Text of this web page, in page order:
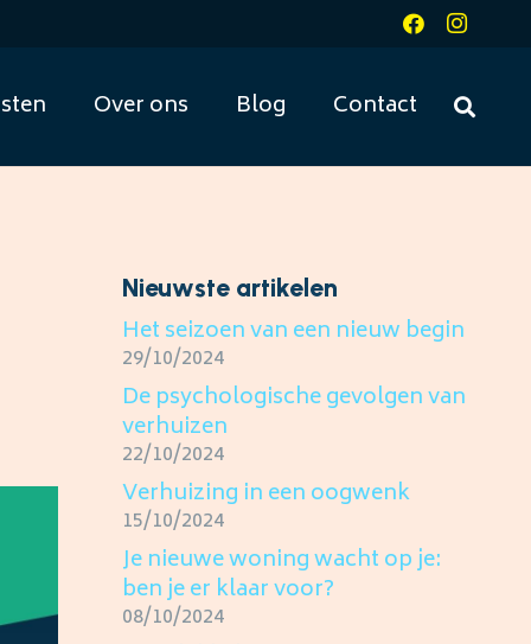
Over ons Blog Contact
Nieuwste artikelen
Het seizoen van een nieuw begin
29/10/2024
De psychologische gevolgen van
verhuizen
22/10/2024
Verhuizing in een oogwenk
15/10/2024
Je nieuwe woning wacht op je:
ben je er klaar voor?
08/10/2024